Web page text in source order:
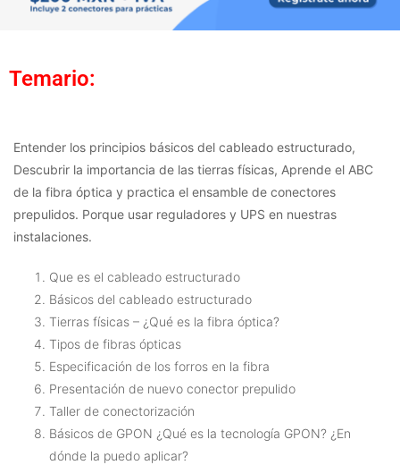
Temario:
Entender los principios básicos del cableado estructurado,
Descubrir la importancia de las tierras físicas, Aprende el ABC
de la fibra óptica y practica el ensamble de conectores
prepulidos. Porque usar reguladores y UPS en nuestras
instalaciones.
Que es el cableado estructurado
Básicos del cableado estructurado
Tierras físicas – ¿Qué es la fibra óptica?
Tipos de fibras ópticas
Especificación de los forros en la fibra
Presentación de nuevo conector prepulido
Taller de conectorización
Básicos de GPON ¿Qué es la tecnología GPON? ¿En
dónde la puedo aplicar?